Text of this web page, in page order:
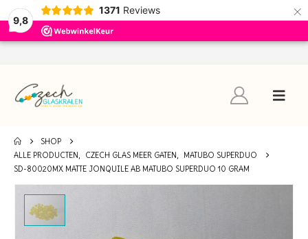
9,8
1371 Reviews ×
SHOP
ALLE PRODUCTEN, CZECH GLAS MEER GATEN,
MATUBO SUPERDUO
SD-80020MX MATTE JONQUILE AB MATUBO SUPERDUO 10 GRAM